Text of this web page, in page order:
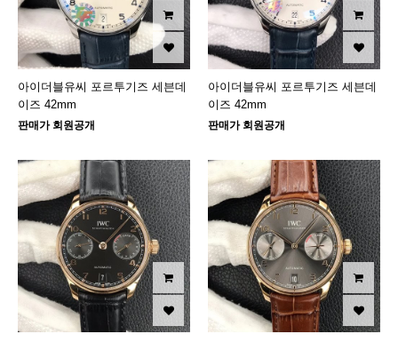
아이더블유씨 포르투기즈 세븐데
이즈 42mm
판매가 회원공개
아이더블유씨 포르투기즈 세븐데
이즈 42mm
판매가 회원공개